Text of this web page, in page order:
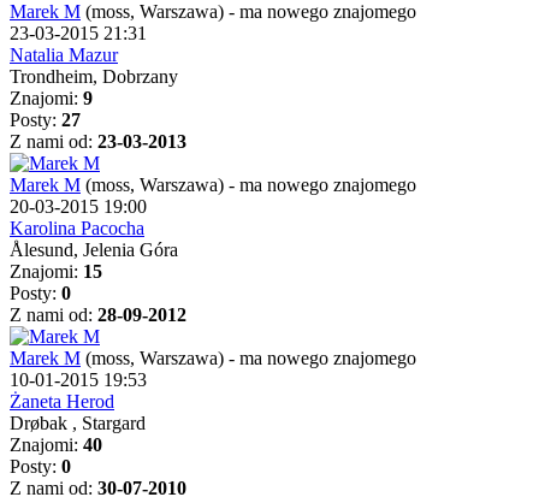
Marek M (moss, Warszawa) - ma nowego znajomego
23-03-2015 21:31
Natalia Mazur
Trondheim, Dobrzany
Znajomi: 9
Posty: 27
Z nami od: 23-03-2013
Marek M (moss, Warszawa) - ma nowego znajomego
20-03-2015 19:00
Karolina Pacocha
Ålesund, Jelenia Góra
Znajomi: 15
Posty: 0
Z nami od: 28-09-2012
Marek M (moss, Warszawa) - ma nowego znajomego
10-01-2015 19:53
Żaneta Herod
Drøbak , Stargard
Znajomi: 40
Posty: 0
Z nami od: 30-07-2010